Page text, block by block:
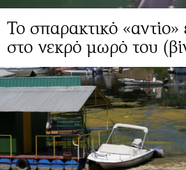
Το σπαρακτικό «αντίο»
στο νεκρό μωρό του